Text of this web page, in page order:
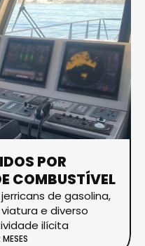
POR
COMBUSTÍVEL
de gasolina,
e diverso
ilícita